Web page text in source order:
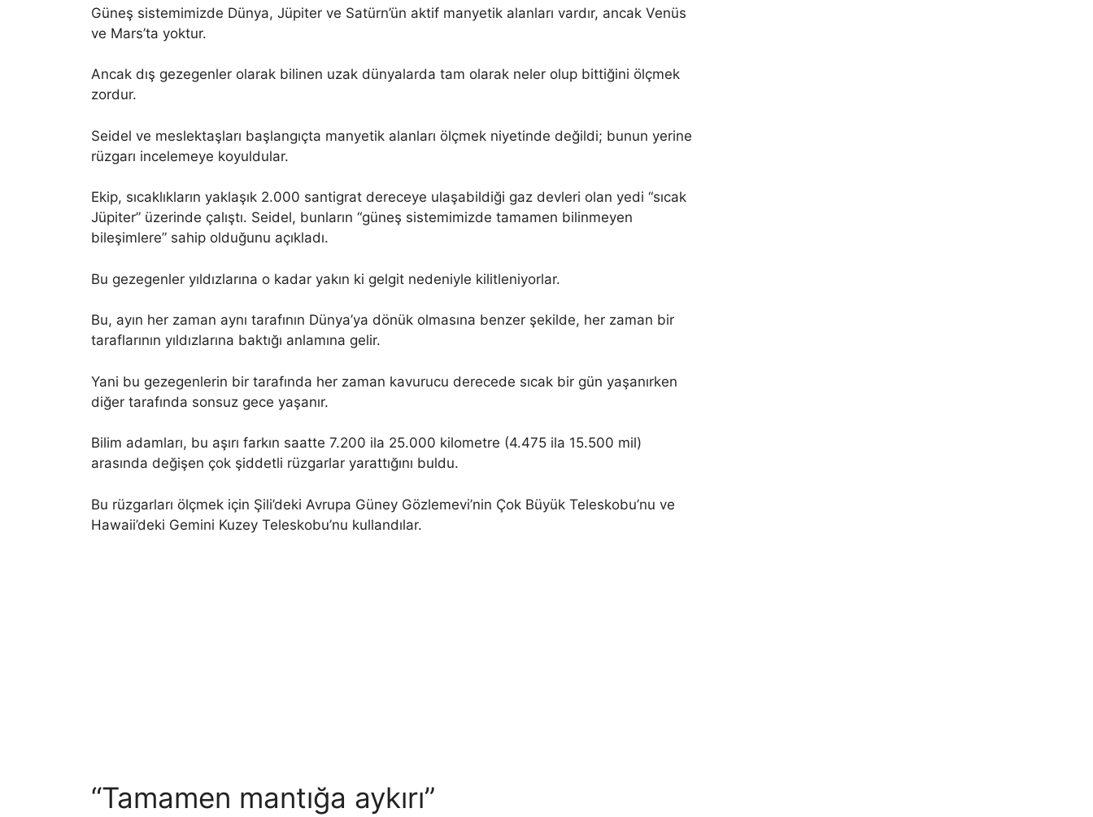
Güneş sistemimizde Dünya, Jüpiter ve Satürn’ün aktif manyetik alanları vardır, ancak Venüs
ve Mars’ta yoktur.
Ancak dış gezegenler olarak bilinen uzak dünyalarda tam olarak neler olup bittiğini ölçmek
zordur.
Seidel ve meslektaşları başlangıçta manyetik alanları ölçmek niyetinde değildi; bunun yerine
rüzgarı incelemeye koyuldular.
Ekip, sıcaklıkların yaklaşık 2.000 santigrat dereceye ulaşabildiği gaz devleri olan yedi “sıcak
Jüpiter” üzerinde çalıştı. Seidel, bunların “güneş sistemimizde tamamen bilinmeyen
bileşimlere” sahip olduğunu açıkladı.
Bu gezegenler yıldızlarına o kadar yakın ki gelgit nedeniyle kilitleniyorlar.
Bu, ayın her zaman aynı tarafının Dünya’ya dönük olmasına benzer şekilde, her zaman bir
taraflarının yıldızlarına baktığı anlamına gelir.
Yani bu gezegenlerin bir tarafında her zaman kavurucu derecede sıcak bir gün yaşanırken
diğer tarafında sonsuz gece yaşanır.
Bilim adamları, bu aşırı farkın saatte 7.200 ila 25.000 kilometre (4.475 ila 15.500 mil)
arasında değişen çok şiddetli rüzgarlar yarattığını buldu.
Bu rüzgarları ölçmek için Şili’deki Avrupa Güney Gözlemevi’nin Çok Büyük Teleskobu’nu ve
Hawaii’deki Gemini Kuzey Teleskobu’nu kullandılar.
“Tamamen mantığa aykırı”